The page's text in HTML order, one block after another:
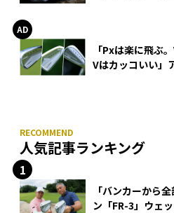
「Pxは楽に飛ぶ
Vはカッコいい」
人気記事ランキング
「バンカーから
ン「FR-3」ウェ